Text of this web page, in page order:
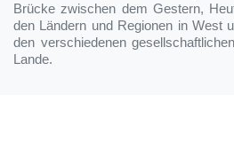
Brücke zwischen dem Gestern,
den Ländern und Regionen in West
den verschiedenen
Lande.